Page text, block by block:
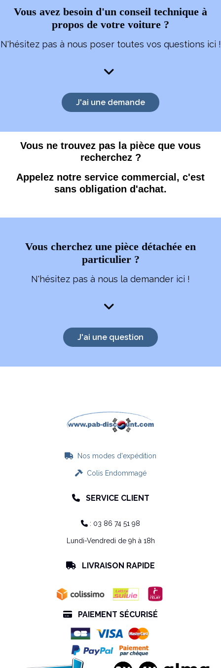
Vous avez besoin d'un conseil technique à
propos de votre voiture ?
N'hésitez pas à nous poser toutes vos questions ici !

J'ai une demande
Vous ne trouvez pas la pièce que vous
recherchez ?
Appelez notre service commercial, c'est
sans obligation d'achat.
Vous cherchez une pièce détachée en
particulier ?
N'hésitez pas à nous la demander ici !

J'ai une question
 Nos modes d'expédition
Colis Endommagé
 SERVICE CLIENT
 : 03 86 74 51 98
Lundi-Vendredi de 9h à 18h
 LIVRAISON RAPIDE
 PAIEMENT SÉCURISÉ